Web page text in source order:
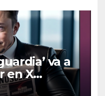
va a
en X